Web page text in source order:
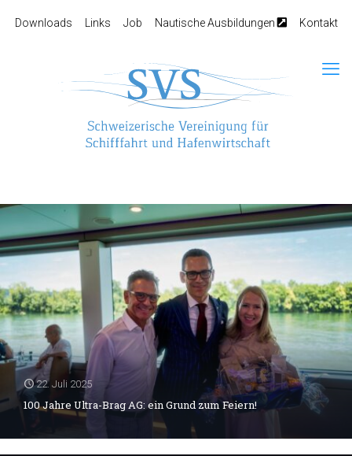
Downloads Links Job Nautische Ausbildungen Kontakt
22. Juli 2025
100 Jahre Ultra-Brag AG: ein Grund zum Feiern!